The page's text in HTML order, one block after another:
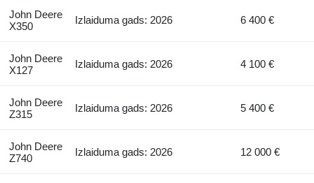
John Deere
X350
Izlaiduma gads: 2026 6 400 €
John Deere
X127
Izlaiduma gads: 2026 4 100 €
John Deere
Z315
Izlaiduma gads: 2026 5 400 €
John Deere
Z740
Izlaiduma gads: 2026 12 000 €